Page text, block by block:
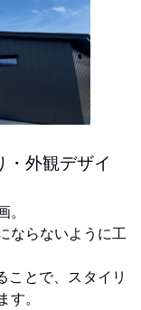
・外観デザイ
ならないように工
ことで、スタイリ
。